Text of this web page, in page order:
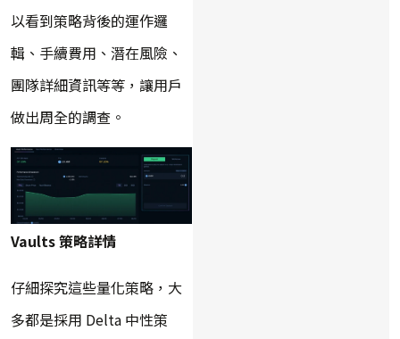
以看到策略背後的運作邏
輯、手續費用、潛在風險、
團隊詳細資訊等等，讓用戶
做出周全的調查。
Vaults 策略詳情
仔細探究這些量化策略，大
多都是採用 Delta 中性策